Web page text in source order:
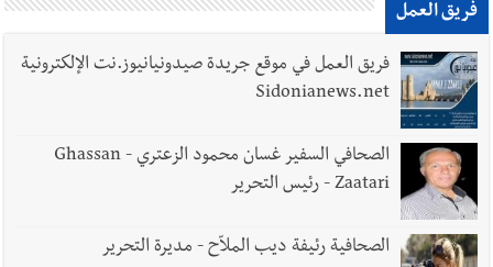
فريق العمل
فريق العمل في موقع جريدة صيدونيانيوز.نت الإلكترونية
Sidonianews.net
الصحافي السفير غسان محمود الزعتري - Ghassan
Zaatari - رئيس التحرير
الصحافية رئيفة ديب الملاّح - مديرة التحرير